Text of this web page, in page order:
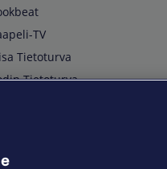
TV
Tietoturva
Tietoturva